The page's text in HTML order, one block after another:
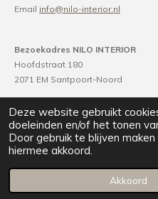
Deze website gebruikt
doeleinden en/of het tonen
Door gebruik te blijven
hiermee akkoord.
Akkoord
Email info@nilo-interior.nl
Bezoekadres NILO INTERIOR
Hoofdstraat 180
2071 EM Santpoort-Noord
Telefoonnummer